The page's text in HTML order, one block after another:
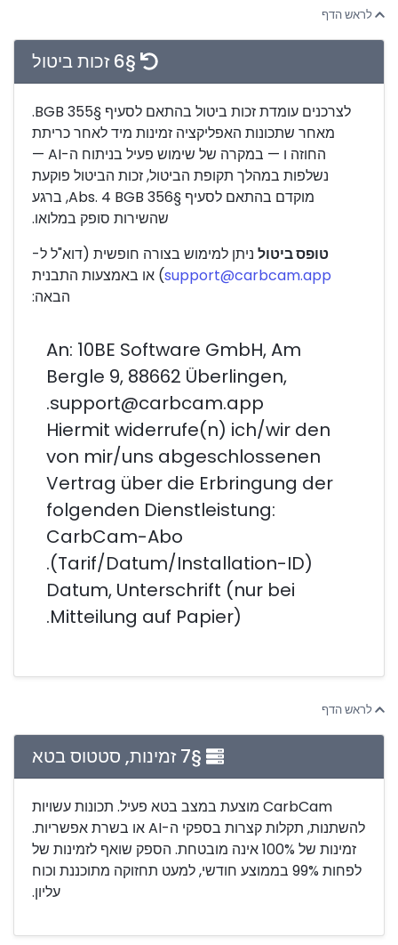
לראש הדף
§6 זכות ביטול
לצרכנים עומדת זכות ביטול בהתאם לסעיף §355 BGB.
מאחר שתכונות האפליקציה זמינות מיד לאחר כריתת
החוזה ו — במקרה של שימוש פעיל בניתוח ה-AI —
נשלפות במהלך תקופת הביטול, זכות הביטול פוקעת
מוקדם בהתאם לסעיף §356 Abs. 4 BGB, ברגע
שהשירות סופק במלואו.
טופס ביטול ניתן למימוש בצורה חופשית (דוא"ל ל-
support@carbcam.app) או באמצעות התבנית
הבאה:
An: 10BE Software GmbH, Am
Bergle 9, 88662 Überlingen,
support@carbcam.app.
Hiermit widerrufe(n) ich/wir den
von mir/uns abgeschlossenen
Vertrag über die Erbringung der
folgenden Dienstleistung:
CarbCam-Abo
(Tarif/Datum/Installation-ID).
Datum, Unterschrift (nur bei
Mitteilung auf Papier).
לראש הדף
§7 זמינות, סטטוס בטא
CarbCam מוצעת במצב בטא פעיל. תכונות עשויות
להשתנות, תקלות קצרות בספקי ה-AI או בשרת אפשריות.
זמינות של 100% אינה מובטחת. הספק שואף לזמינות של
לפחות 99% בממוצע חודשי, למעט תחזוקה מתוכננת וכוח
עליון.